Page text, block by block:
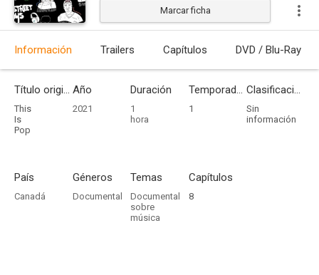
Marcar ficha
Información Trailers Capítulos DVD / Blu-Ray
Título original
This
Is
Pop
Año
2021
Duración
1
hora
Temporadas
1
Clasificación por edades
Sin
información
País
Canadá
Géneros
Documental
Temas
Documental
sobre
música
Capítulos
8